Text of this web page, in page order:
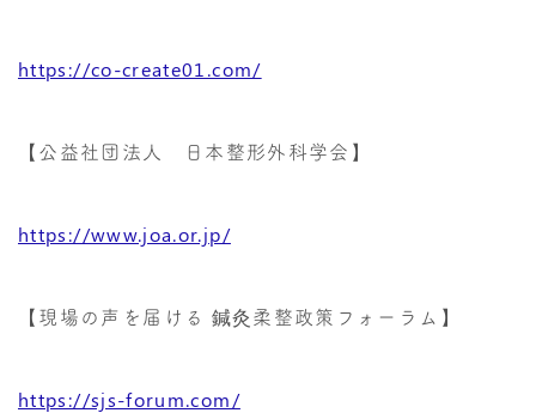
https://co-create01.com/
【公益社団法人 日本整形外科学会】
https://www.joa.or.jp/
【現場の声を届ける 鍼灸柔整政策フォーラム】
https://sjs-forum.com/